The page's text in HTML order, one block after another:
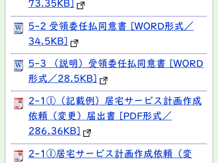
73.35KB]
5-2 受領委任払同意書 [WORD形式／
34.5KB]
5-3 （説明）受領委任払同意書 [WORD
形式／28.5KB]
2-1①（記載例）居宅サービス計画作成
依頼（変更）届出書 [PDF形式／
286.36KB]
2-1①居宅サービス計画作成依頼（変